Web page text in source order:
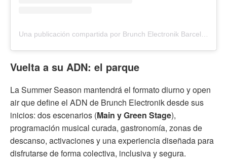
Vuelta a su ADN: el parque
La Summer Season mantendrá el formato diurno y open
air que define el ADN de Brunch Electronik desde sus
inicios: dos escenarios (Main y Green Stage),
programación musical curada, gastronomía, zonas de
descanso, activaciones y una experiencia diseñada para
disfrutarse de forma colectiva, inclusiva y segura.